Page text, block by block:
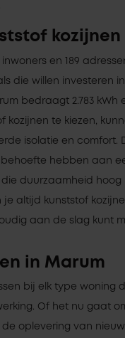
kozijnen
inwoners en 189
die willen investeren
bedraagt 2.783 kWh
kozijnen te kiezen,
isolatie en comfort.
hebben aan
duurzaamheid
je altijd kunststof
aan de slag kunt
in Marum
bij elk type woning
Of het nu gaat
oplevering van